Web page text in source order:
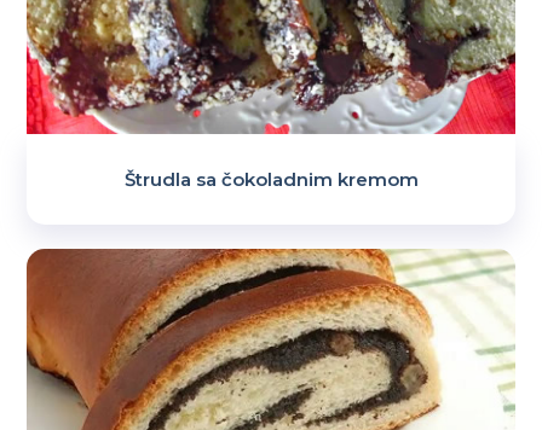
Štrudla sa čokoladnim kremom